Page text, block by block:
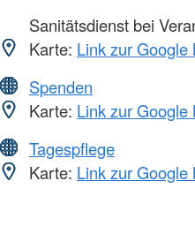
Sanitätsdienst bei
Karte: Link zur Google
Spenden
Karte: Link zur Google
Tagespflege
Karte: Link zur Google